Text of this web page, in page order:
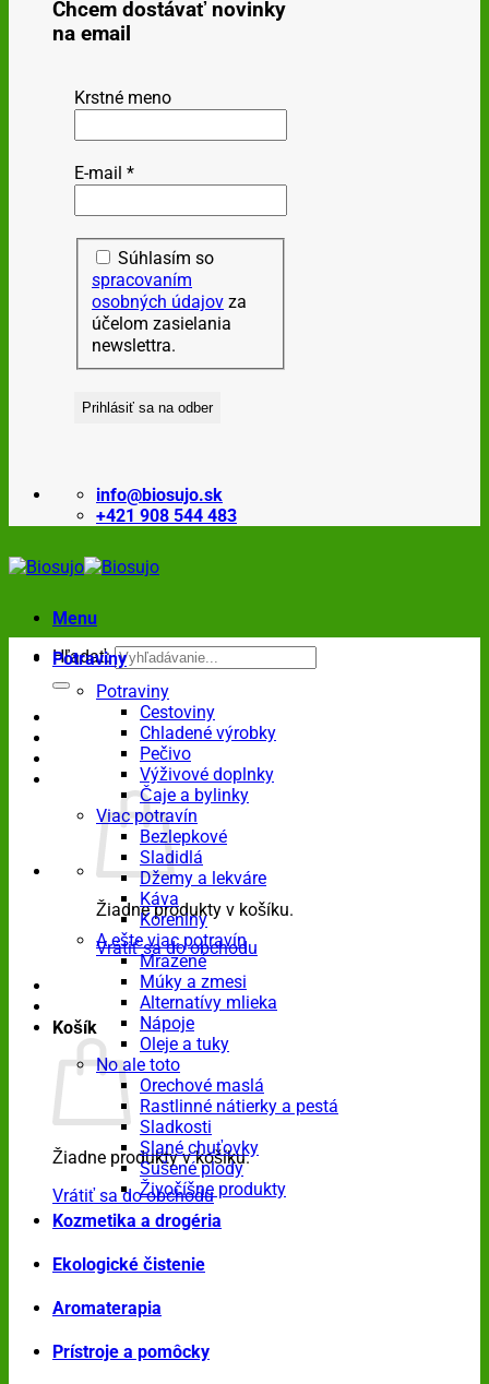
Chcem dostávať novinky
na email
Krstné meno
E-mail *
Súhlasím so
spracovaním
osobných údajov za
účelom zasielania
newslettra.
info@biosujo.sk
+421 908 544 483
Menu
Hľadať:
Žiadne produkty v košíku.
Vrátiť sa do obchodu
Košík
Žiadne produkty v košíku.
Vrátiť sa do obchodu
Potraviny
Potraviny
Cestoviny
Chladené výrobky
Pečivo
Výživové doplnky
Čaje a bylinky
Viac potravín
Bezlepkové
Sladidlá
Džemy a lekváre
Káva
Koreniny
A ešte viac potravín
Mrazené
Múky a zmesi
Alternatívy mlieka
Nápoje
Oleje a tuky
No ale toto
Orechové maslá
Rastlinné nátierky a pestá
Sladkosti
Slané chuťovky
Sušené plody
Živočíšne produkty
Kozmetika a drogéria
Ekologické čistenie
Aromaterapia
Prístroje a pomôcky